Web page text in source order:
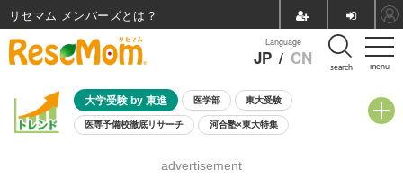
menu
Language
JP / CN search
大学受験 by 東進 医学部 東大受験
医専予備校徹底リサーチ 河合塾×東大特集
8月開催学校説明会・相談会
advertisement
リセマム メンバーズ